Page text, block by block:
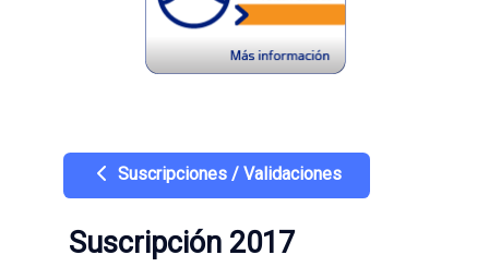
Suscripciones / Validaciones
Suscripción 2017